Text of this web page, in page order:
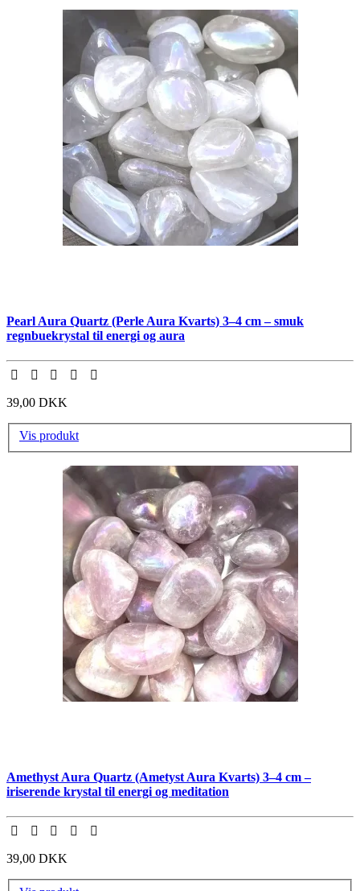
Pearl Aura Quartz (Perle Aura Kvarts) 3–4 cm – smuk
regnbuekrystal til energi og aura
39,00 DKK
Vis produkt
Amethyst Aura Quartz (Ametyst Aura Kvarts) 3–4 cm –
iriserende krystal til energi og meditation
39,00 DKK